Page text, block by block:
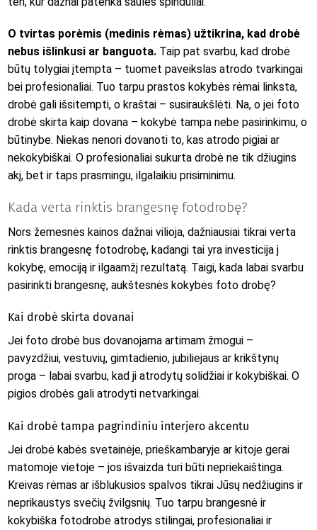
O tvirtas porėmis (medinis rėmas) užtikrina, kad drobė
nebus išlinkusi ar banguota. Taip pat svarbu, kad drobė
būtų tolygiai įtempta – tuomet paveikslas atrodo tvarkingai
bei profesionaliai. Tuo tarpu prastos kokybės rėmai linksta,
drobė gali išsitempti, o kraštai – susiraukšlėti. Na, o jei foto
drobė skirta kaip dovana – kokybė tampa nebe pasirinkimu, o
būtinybe. Niekas nenori dovanoti to, kas atrodo pigiai ar
nekokybiškai. O profesionaliai sukurta drobė ne tik džiugins
akį, bet ir taps prasmingu, ilgalaikiu prisiminimu.
Kada verta rinktis brangesnę fotodrobę?
Nors žemesnės kainos dažnai vilioja, dažniausiai tikrai verta
rinktis brangesnę fotodrobę, kadangi tai yra investicija į
kokybę, emociją ir ilgaamžį rezultatą. Taigi, kada labai svarbu
pasirinkti brangesnę, aukštesnės kokybės foto drobę?
Kai drobė skirta dovanai
Jei foto drobė bus dovanojama artimam žmogui –
pavyzdžiui, vestuvių, gimtadienio, jubiliejaus ar krikštynų
proga – labai svarbu, kad ji atrodytų solidžiai ir kokybiškai. O
pigios drobės gali atrodyti netvarkingai.
Kai drobė tampa pagrindiniu interjero akcentu
Jei drobė kabės svetainėje, prieškambaryje ar kitoje gerai
matomoje vietoje – jos išvaizda turi būti nepriekaištinga.
Kreivas rėmas ar išblukusios spalvos tikrai Jūsų nedžiugins ir
neprikaustys svečių žvilgsnių. Tuo tarpu brangesnė ir
kokybiška fotodrobė atrodys stilingai, profesionaliai ir